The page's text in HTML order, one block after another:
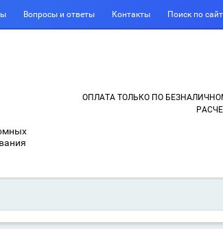
Вопросы и ответы Контакты Поиск по
ОПЛАТА ТОЛЬКО ПО